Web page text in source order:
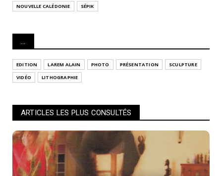
NOUVELLE CALÉDONIE SÉPIK
...
EDITION LAREM ALAIN PHOTO PRÉSENTATION
SCULPTURE
VIDÉO
LITHOGRAPHIE
ARTICLES LES PLUS CONSULTÉS